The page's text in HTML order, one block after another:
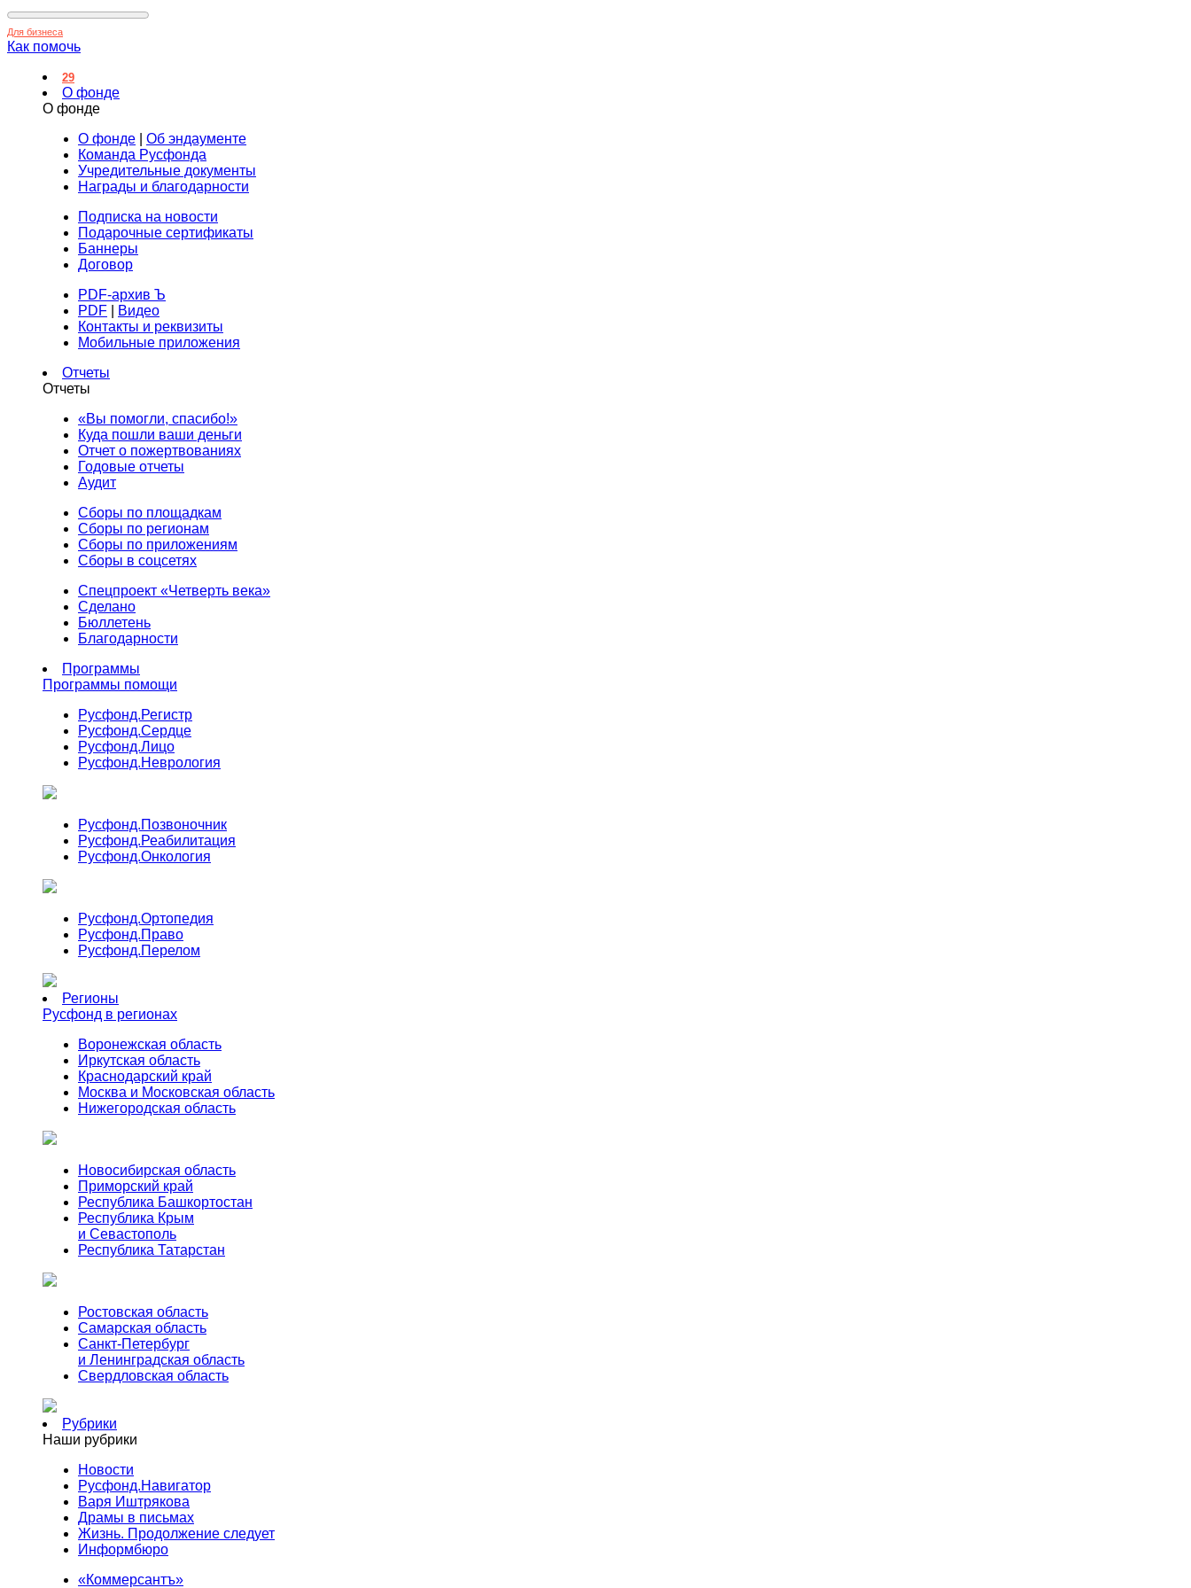
Для бизнеса
Как помочь
29
О фонде
О фонде
О фонде
Об эндаументе
Команда Русфонда
Учредительные документы
Награды и благодарности
Подписка на новости
Подарочные сертификаты
Баннеры
Договор
PDF-архив Ъ
PDF
Видео
Контакты и реквизиты
Мобильные приложения
Отчеты
Отчеты
«Вы помогли, спасибо!»
Куда пошли ваши деньги
Отчет о пожертвованиях
Годовые отчеты
Аудит
Сборы по площадкам
Сборы по регионам
Сборы по приложениям
Сборы в соцсетях
Спецпроект «Четверть века»
Сделано
Бюллетень
Благодарности
Программы
Программы помощи
Русфонд.Регистр
Русфонд.Сердце
Русфонд.Лицо
Русфонд.Неврология
Русфонд.Позвоночник
Русфонд.Реабилитация
Русфонд.Онкология
Русфонд.Ортопедия
Русфонд.Право
Русфонд.Перелом
Регионы
Русфонд в регионах
Воронежская область
Иркутская область
Краснодарский край
Москва и Московская область
Нижегородская область
Новосибирская область
Приморский край
Республика Башкортостан
Республика Крым
и Севастополь
Республика Татарстан
Ростовская область
Самарская область
Санкт-Петербург
и Ленинградская область
Свердловская область
Рубрики
Наши рубрики
Новости
Русфонд.Навигатор
Варя Иштрякова
Драмы в письмах
Жизнь. Продолжение следует
Информбюро
«Коммерсантъ»